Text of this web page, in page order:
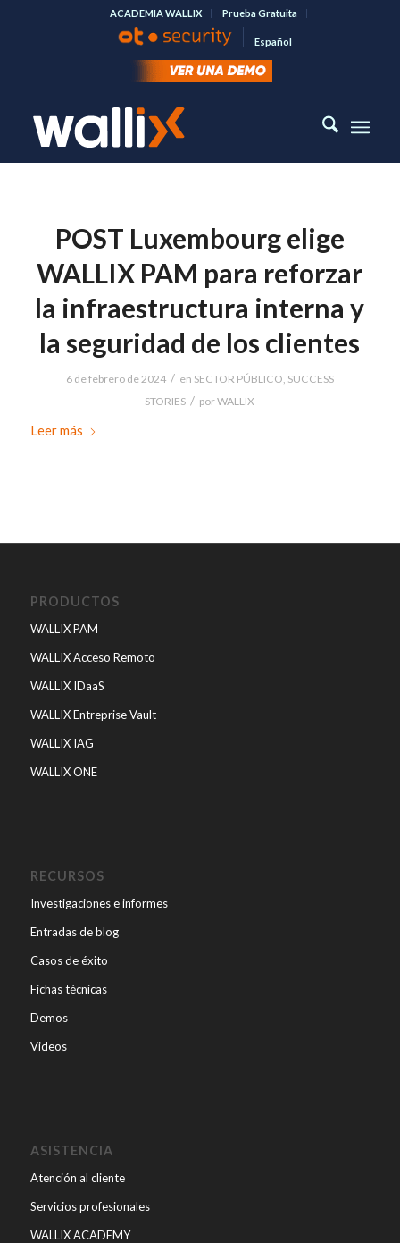
ACADEMIA WALLIX Prueba Gratuita
Español
POST Luxembourg elige
WALLIX PAM para reforzar
la infraestructura interna y
la seguridad de los clientes
6 de febrero de 2024 / en SECTOR PÚBLICO SUCCESS
STORIES / porWALLIX
Leer más
PRODUCTOS
WALLIX PAM
WALLIX Acceso Remoto
WALLIX IDaaS
WALLIX Entreprise Vault
WALLIX IAG
WALLIX ONE
RECURSOS
Investigaciones e informes
Entradas de blog
Casos de éxito
Fichas técnicas
Demos
Videos
ASISTENCIA
Atención al cliente
Servicios profesionales
WALLIX ACADEMY